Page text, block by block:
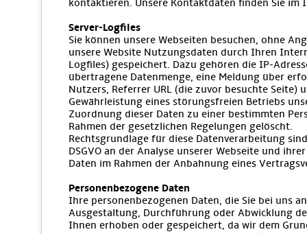
kontaktieren. Unsere Kontaktdaten finden Sie im
Server-Logfiles
Sie können unsere Webseiten besuchen, ohne
unsere Website Nutzungsdaten durch Ihren
Logfiles) gespeichert. Dazu gehören die IP-
übertragene Datenmenge, eine Meldung über
Nutzers, Referrer URL (die zuvor besuchte Seite)
Gewährleistung eines störungsfreien Betriebs
Zuordnung dieser Daten zu einer bestimmten
Rahmen der gesetzlichen Regelungen gelöscht.
Rechtsgrundlage für diese Datenverarbeitung
DSGVO an der Analyse unserer Webseite und
Daten im Rahmen der Anbahnung eines
Personenbezogene Daten
Ihre personenbezogenen Daten, die Sie bei uns
Ausgestaltung, Durchführung oder Abwicklung
Ihnen erhoben oder gespeichert, da wir dem